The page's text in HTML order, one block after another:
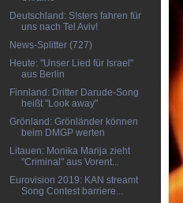
Deutschland: S!sters fahren für
uns nach Tel Aviv!
News-Splitter (727)
Heute: "Unser Lied für Israel"
aus Berlin
Finnland: Dritter Darude-Song
heißt "Look away"
Grönland: Grönländer können
beim DMGP werten
Litauen: Monika Marija zieht
"Criminal" aus Vorent...
Eurovision 2019: KAN streamt
Song Contest barriere...